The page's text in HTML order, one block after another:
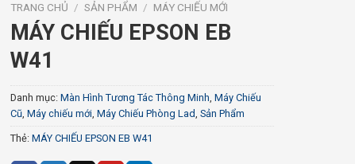
TRANG CHỦ / SẢN PHẨM / MÁY CHIẾU MỚI
MÁY CHIẾU EPSON EB
W41
Danh mục: Màn Hình Tương Tác Thông Minh, Máy Chiếu
Cũ, Máy chiếu mới, Máy Chiếu Phòng Lad, Sản Phẩm
Thẻ: MÁY CHIẾU EPSON EB W41